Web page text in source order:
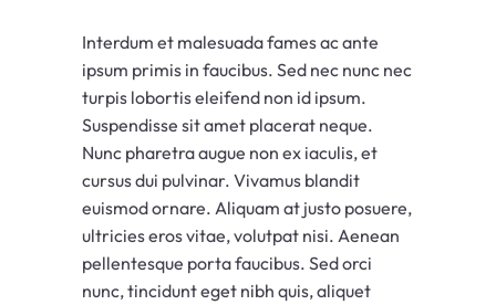
Interdum et malesuada fames ac ante
ipsum primis in faucibus. Sed nec nunc nec
turpis lobortis eleifend non id ipsum.
Suspendisse sit amet placerat neque.
Nunc pharetra augue non ex iaculis, et
cursus dui pulvinar. Vivamus blandit
euismod ornare. Aliquam at justo posuere,
ultricies eros vitae, volutpat nisi. Aenean
pellentesque porta faucibus. Sed orci
nunc, tincidunt eget nibh quis, aliquet